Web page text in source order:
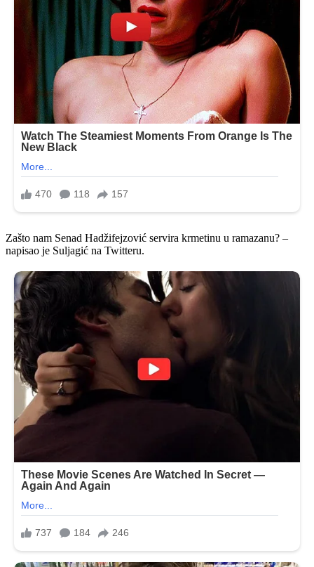
Zašto nam Senad Hadžifejzović servira krmetinu u ramazanu? –
napisao je Suljagić na Twitteru.